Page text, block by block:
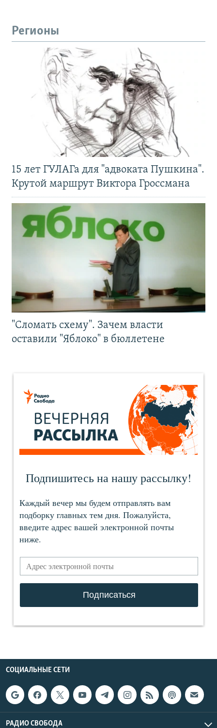
Регионы
15 лет ГУЛАГа для "адвоката Пушкина".
Крутой маршрут Виктора Гроссмана
"Сломать схему". Зачем власти
оставили "Яблоко" в бюллетене
СОЦИАЛЬНЫЕ СЕТИ
РАДИО СВОБОДА